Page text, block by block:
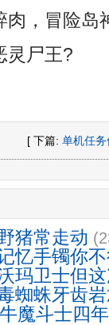
，冒险岛
灵尸王?
[ 下篇: 单机任
猪常走动
忆手镯你
玛卫士但
蜘蛛牙齿
魔斗士四